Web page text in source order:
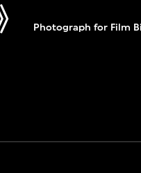
Photograph for Film